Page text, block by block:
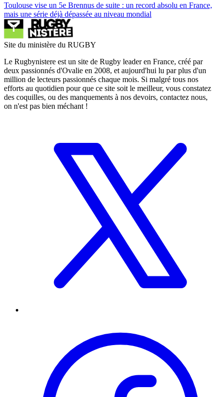
Toulouse vise un 5e Brennus de suite : un record absolu en France,
mais une série déjà dépassée au niveau mondial
Site du ministère du RUGBY
Le Rugbynistere est un site de Rugby leader en France, créé par
deux passionnés d'Ovalie en 2008, et aujourd'hui lu par plus d'un
million de lecteurs passionnés chaque mois. Si malgré tous nos
efforts au quotidien pour que ce site soit le meilleur, vous constatez
des coquilles, ou des manquements à nos devoirs, contactez nous,
on n'est pas bien méchant !